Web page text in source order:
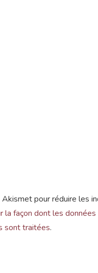
pour réduire les
la façon dont les
sont traitées.